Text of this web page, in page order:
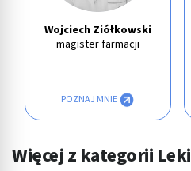
Wojciech Ziółkowski
magister farmacji
POZNAJ MNIE
Więcej z kategorii Leki